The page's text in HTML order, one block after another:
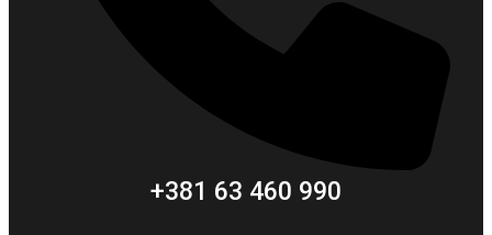
+381 63 460 990